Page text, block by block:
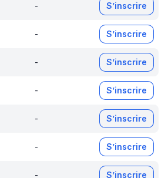
- S’inscrire
- S’inscrire
- S’inscrire
- S’inscrire
- S’inscrire
- S’inscrire
- S’inscrire